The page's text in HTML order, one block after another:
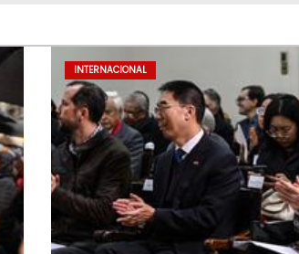
INTERNACIONAL